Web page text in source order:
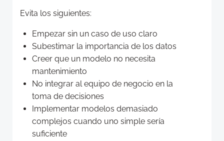
Evita los siguientes:
Empezar sin un caso de uso claro
Subestimar la importancia de los datos
Creer que un modelo no necesita
mantenimiento
No integrar al equipo de negocio en la
toma de decisiones
Implementar modelos demasiado
complejos cuando uno simple sería
suficiente